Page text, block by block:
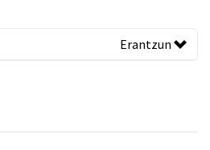
Erantzun